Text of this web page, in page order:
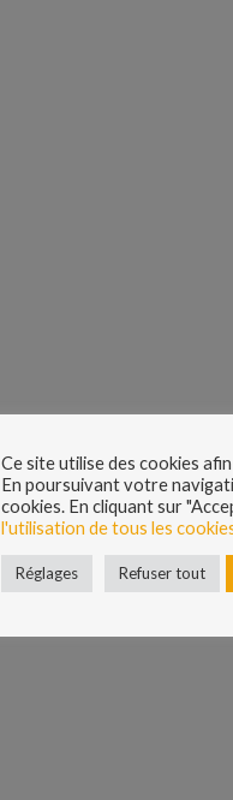
Ce site utilise des cookies
En poursuivant votre
cookies. En cliquant sur
l'utilisation de tous les
Réglages Refuser tout